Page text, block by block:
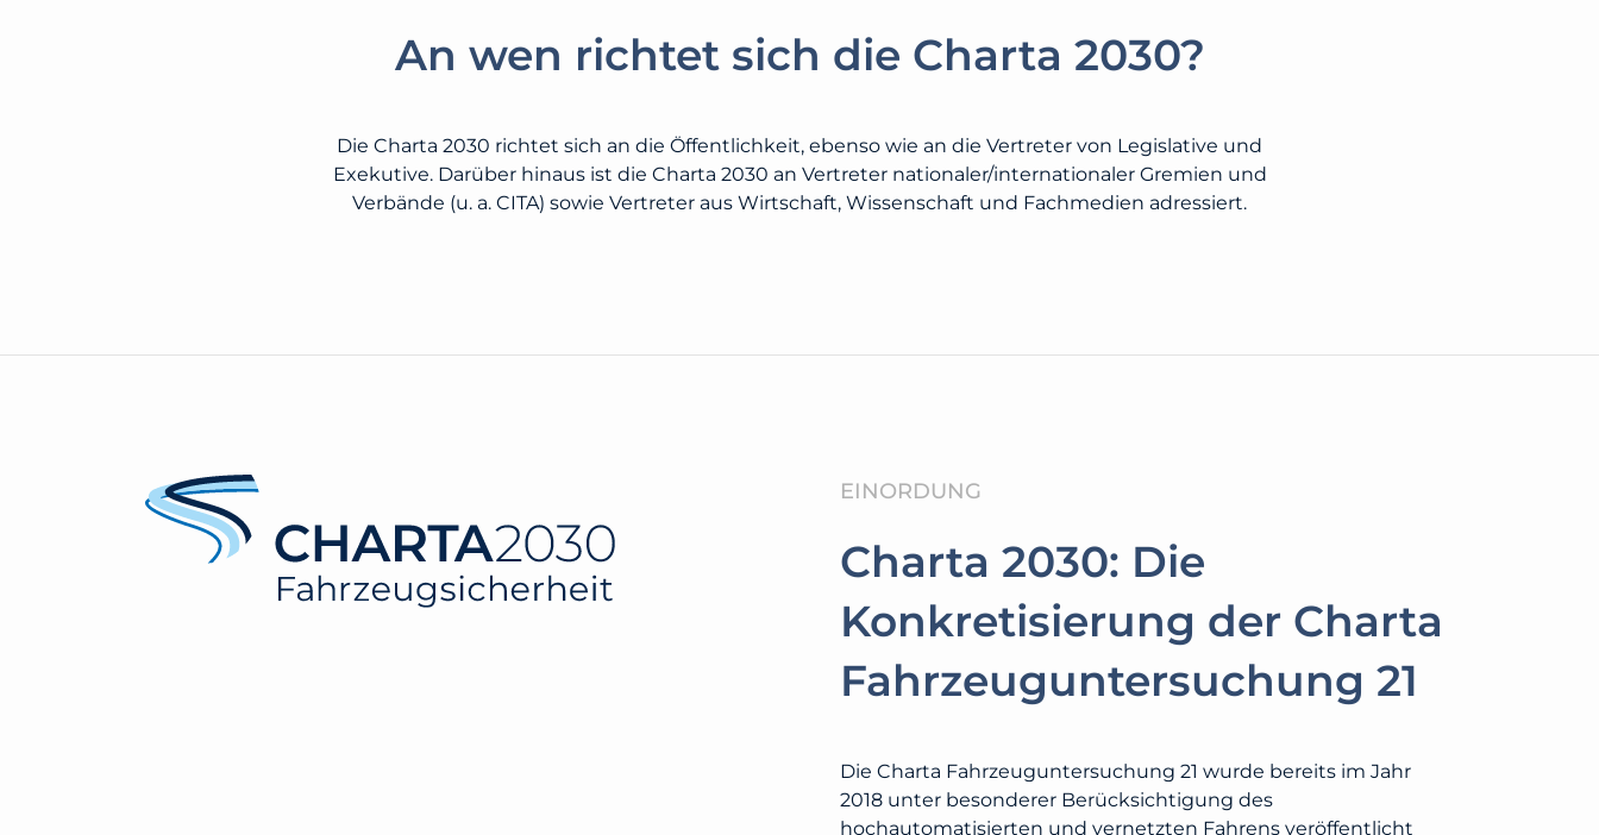
An wen richtet sich die Charta 2030?​
Die Charta 2030 richtet sich an die Öffentlichkeit, ebenso wie an die Vertreter von Legislative und
Exekutive. Darüber hinaus ist die Charta 2030 an Vertreter nationaler/internationaler Gremien und
Verbände (u. a. CITA) sowie Vertreter aus Wirtschaft, Wissenschaft und Fachmedien adressiert.
EINORDUNG
Charta 2030: Die
Konkretisierung der Charta
Fahrzeug­untersuchung 21
Die Charta Fahrzeuguntersuchung 21 wurde bereits im Jahr
2018 unter besonderer Berücksichtigung des
hochautomatisierten und vernetzten Fahrens veröffentlicht